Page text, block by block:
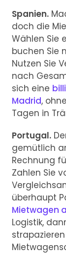
Spanien.
doch die
Wählen Sie
buchen Sie
Nutzen Sie
nach
sich eine
Madrid,
Tagen in
Portugal.
gemütlich
Rechnung
Zahlen Sie
überhaupt
Mietwagen
Logistik,